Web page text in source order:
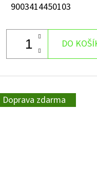
9003414450103
DO
Doprava zdarma